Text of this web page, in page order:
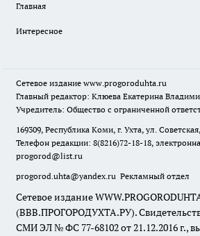
Главная
Интересное
Сетевое издание www.progoroduhta.ru
Главный редактор: Клюева Екатерина
Учредитель: Общество с ограниченной
169309, Республика Коми, г. Ухта, ул.
Телефон редакции: 8(8216)72-18-18,
progorod@list.ru
progorod.uhta@yandex.ru Рекламный отдел
Сетевое издание
(ВВВ.ПРОГОРОДУХТА.РУ).
СМИ ЭЛ № ФС 77-68102 от 21.12.2016 г.,